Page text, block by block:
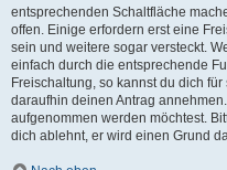
entsprechenden Schaltfläche
offen. Einige erfordern erst eine
sein und weitere sogar versteckt.
einfach durch die entsprechende
Freischaltung, so kannst du dich
daraufhin deinen Antrag
aufgenommen werden möchtest.
dich ablehnt, er wird einen Grund